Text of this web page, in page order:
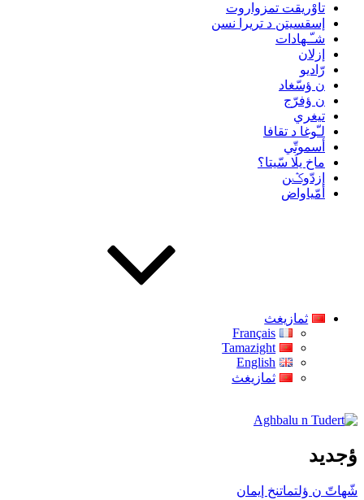
تاوْريقت تمزواروت
إسقسيتن د تريرا نسن
شـّـهادات
إزلان
رّاديو
ن ؤسّغاد
ن ؤفرّج
تيغري
لـّوغا د تقافا
أسموتّي
ماخ يلَا سّيتا؟
إزدّوݣن
أمّياواض
ثمازيغث
Français
Tamazight
English
ثمازيغث
Aghbalu n Tudert
ؤجديد
شّهاتّ ن ؤلتماتنخ إيمان